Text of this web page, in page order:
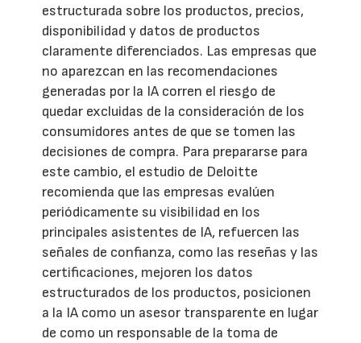
estructurada sobre los productos, precios,
disponibilidad y datos de productos
claramente diferenciados. Las empresas que
no aparezcan en las recomendaciones
generadas por la IA corren el riesgo de
quedar excluidas de la consideración de los
consumidores antes de que se tomen las
decisiones de compra. Para prepararse para
este cambio, el estudio de Deloitte
recomienda que las empresas evalúen
periódicamente su visibilidad en los
principales asistentes de IA, refuercen las
señales de confianza, como las reseñas y las
certificaciones, mejoren los datos
estructurados de los productos, posicionen
a la IA como un asesor transparente en lugar
de como un responsable de la toma de